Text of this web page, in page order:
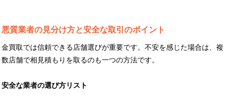
悪質業者の見分け方と安全な取引のポイント
金買取では信頼できる店舗選びが重要です。不安を感じた場合は、複
数店舗で相見積もりを取るのも一つの方法です。
安全な業者の選び方リスト